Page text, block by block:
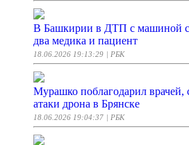
В Башкирии в ДТП с машиной
два медика и пациент
18.06.2026 19:13:29 | РБК
Мурашко поблагодарил врачей,
атаки дрона в Брянске
18.06.2026 19:04:37 | РБК